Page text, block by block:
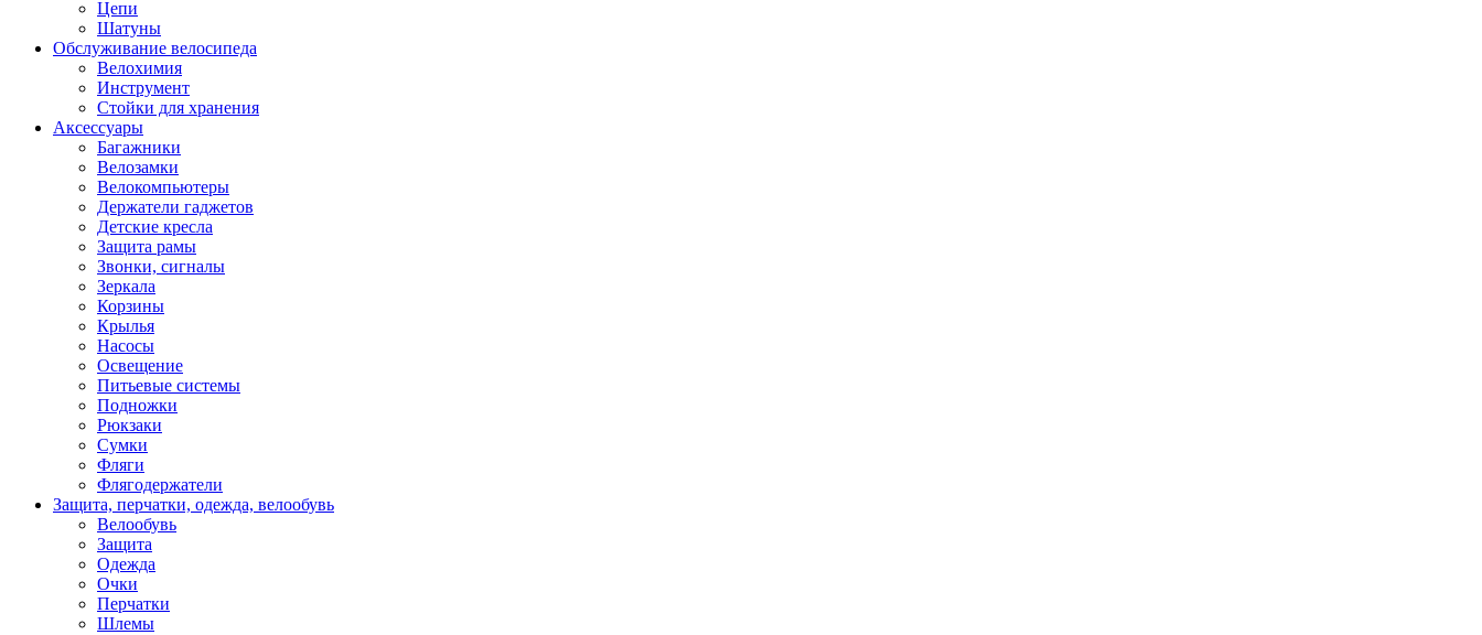
Цепи
Шатуны
Обслуживание велосипеда
Велохимия
Инструмент
Стойки для хранения
Аксессуары
Багажники
Велозамки
Велокомпьютеры
Держатели гаджетов
Детские кресла
Защита рамы
Звонки, сигналы
Зеркала
Корзины
Крылья
Насосы
Освещение
Питьевые системы
Подножки
Рюкзаки
Сумки
Фляги
Флягодержатели
Защита, перчатки, одежда, велообувь
Велообувь
Защита
Одежда
Очки
Перчатки
Шлемы